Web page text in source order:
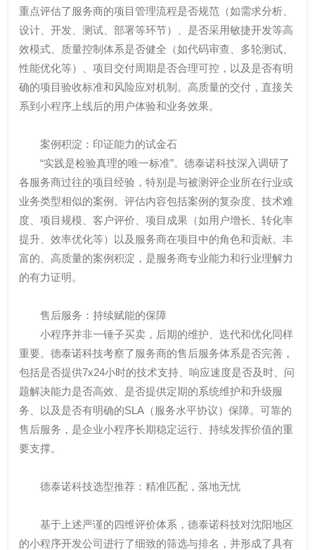
重点评估了服务商的项目管理流程是否规范（如需求分析、
设计、开发、测试、部署等环节）、是否采用敏捷开发等高
效模式、质量控制体系是否健全（如代码审查、多轮测试、
性能优化等）、项目交付周期是否合理可控，以及是否有明
确的项目验收标准和风险应对机制。高质量的交付，直接关
系到小程序上线后的用户体验和业务效果。
案例积淀：印证能力的试金石
“实践是检验真理的唯一标准”。德泰诺科技深入调研了
各服务商过往的项目经验，特别是与被测评企业所在行业或
业务类型相似的案例。评估内容包括案例的复杂度、技术难
度、项目规模、客户评价、项目成果（如用户增长、转化率
提升、效率优化等）以及服务商在项目中的角色和贡献。丰
富的、高质量的案例积淀，是服务商专业能力和行业理解力
的有力证明。
售后服务：持续赋能的保障
小程序并非一锤子买卖，后期的维护、迭代和优化同样
重要。德泰诺科技考察了服务商的售后服务体系是否完善，
包括是否提供7x24小时的技术支持、响应速度是否及时、问
题解决能力是否高效、是否提供定期的系统维护和升级服
务、以及是否有明确的SLA（服务水平协议）保障。可靠的
售后服务，是企业小程序长期稳定运行、持续发挥价值的重
要支撑。
德泰诺科技选型推荐：精准匹配，落地无忧
基于上述严谨的四维评价体系，德泰诺科技对沈阳地区
的小程序开发公司进行了细致的筛选与排名，并形成了具有